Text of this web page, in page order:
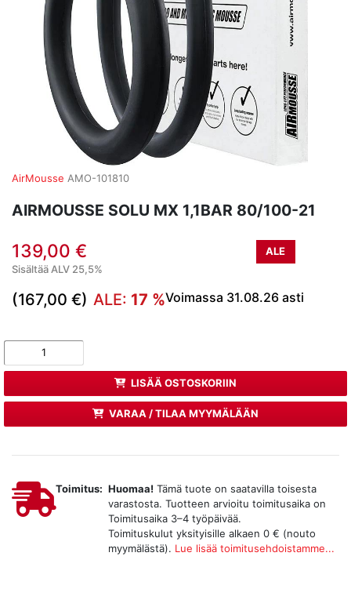
AirMousse AMO-101810
AIRMOUSSE SOLU MX 1,1BAR 80/100-21
139,00 €
ALE
Sisältää ALV 25,5%
(167,00 €) ALE: 17 %Voimassa 31.08.26 asti
LISÄÄ OSTOSKORIIN
VARAA / TILAA MYYMÄLÄÄN
Toimitus: Huomaa! Tämä tuote on saatavilla toisesta
varastosta. Tuotteen arvioitu toimitusaika on
Toimitusaika 3–4 työpäivää.
Toimituskulut yksityisille alkaen 0 € (nouto
myymälästä). Lue lisää toimitusehdoistamme...